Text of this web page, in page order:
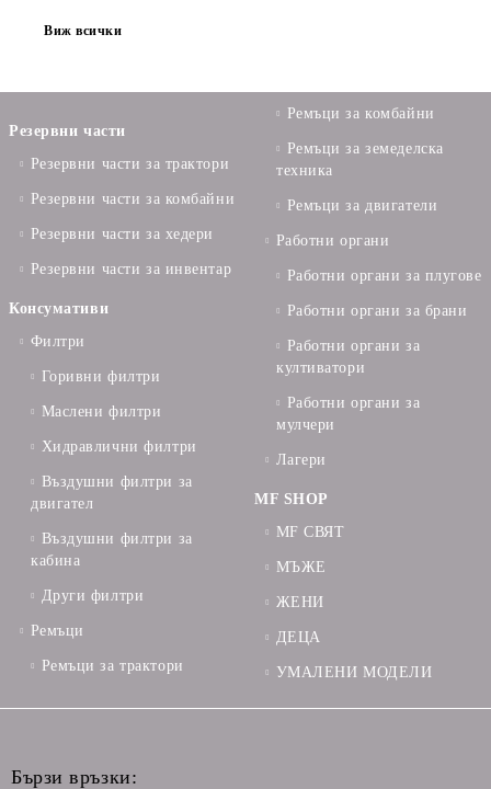
Виж всички
Резервни части
Резервни части за трактори
Резервни части за комбайни
Резервни части за хедери
Резервни части за инвентар
Консумативи
Филтри
Горивни филтри
Маслени филтри
Хидравлични филтри
Въздушни филтри за
двигател
Въздушни филтри за
кабина
Други филтри
Ремъци
Ремъци за трактори
Ремъци за комбайни
Ремъци за земеделска
техника
Ремъци за двигатели
Работни органи
Работни органи за плугове
Работни органи за брани
Работни органи за
култиватори
Работни органи за
мулчери
Лагери
MF SHOP
MF СВЯТ
МЪЖЕ
ЖЕНИ
ДЕЦА
УМАЛЕНИ МОДЕЛИ
Бързи връзки: